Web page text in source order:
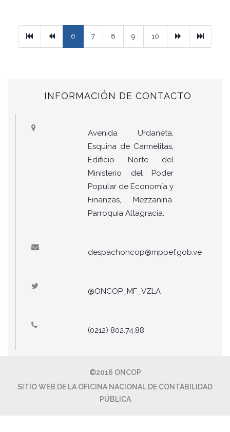
PrimeraPrevious
6 7 8 9 10 Ultimo
INFORMACIÓN DE CONTACTO
Avenida Urdaneta,
Esquina de Carmelitas,
Edificio Norte del
Ministerio del Poder
Popular de Economía y
Finanzas, Mezzanina.
Parroquia Altagracia.
despachoncop@mppef.gob.ve
@ONCOP_MF_VZLA
(0212) 802.74.88
©2016 ONCOP
SITIO WEB DE LA OFICINA NACIONAL DE CONTABILIDAD
PÚBLICA